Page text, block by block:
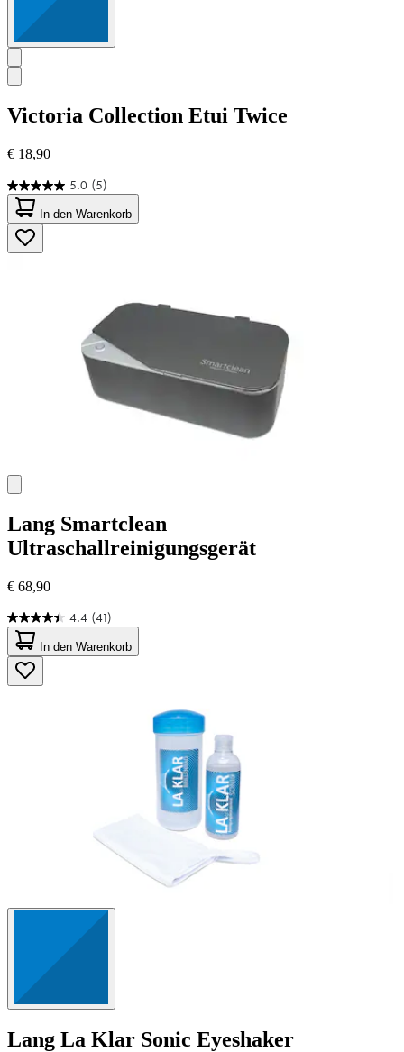
Victoria Collection Etui Twice
€ 18,90
5.0 (5)
5.0
von
5
Sternen.
5
In den Warenkorb
Lang Smartclean
Ultraschallreinigungsgerät
€ 68,90
4.4 (41)
4.4
von
5
Sternen.
41
In den Warenkorb
Lang La Klar Sonic Eyeshaker